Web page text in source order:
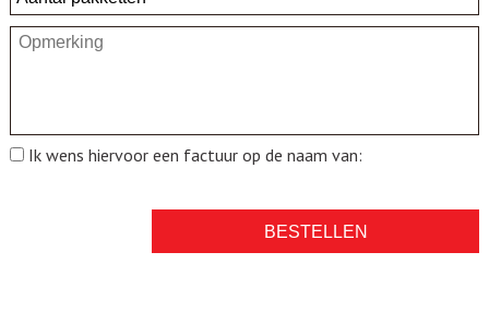
Ik wens hiervoor een factuur op de naam van: